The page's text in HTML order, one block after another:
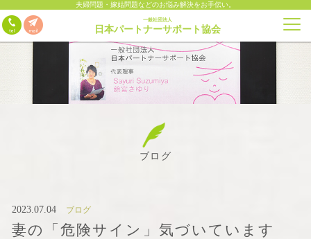
夫婦問題・嫁姑問題などのお悩み解決をお手伝い。
一般社団法人
日本パートナーサポート協会
ブログ
2023.07.04 ブログ
妻の「危険サイン」気づいています